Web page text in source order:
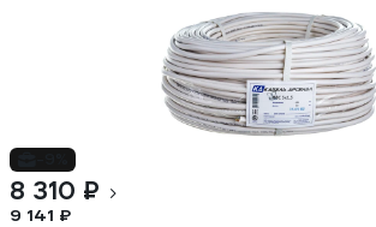
8 310 ₽
9 141 ₽